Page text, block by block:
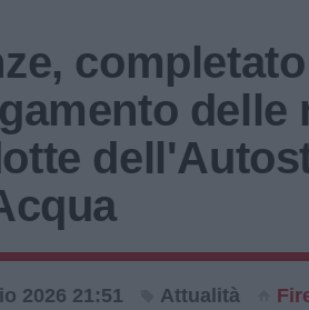
delle
2026 21:51 Attualità